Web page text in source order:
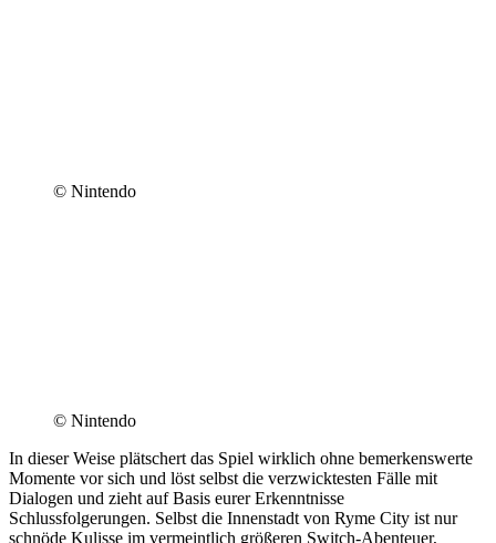
© Nintendo
© Nintendo
In dieser Weise plätschert das Spiel wirklich ohne bemerkenswerte
Momente vor sich und löst selbst die verzwicktesten Fälle mit
Dialogen und zieht auf Basis eurer Erkenntnisse
Schlussfolgerungen. Selbst die Innenstadt von Ryme City ist nur
schnöde Kulisse im vermeintlich größeren Switch-Abenteuer,